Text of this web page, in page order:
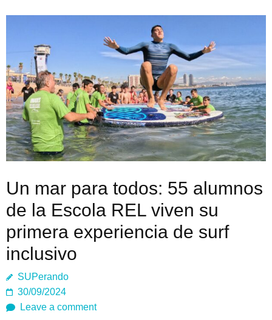
Un mar para todos: 55 alumnos
de la Escola REL viven su
primera experiencia de surf
inclusivo
SUPerando
30/09/2024
Leave a comment